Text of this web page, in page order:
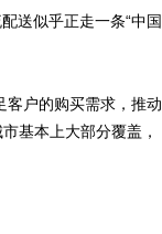
送似乎正走一条“中国
户的购买需求，推动
基本上大部分覆盖，